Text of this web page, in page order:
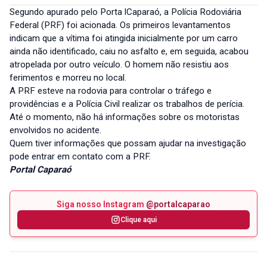
Segundo apurado pelo Porta lCaparaó, a Polícia Rodoviária
Federal (PRF) foi acionada. Os primeiros levantamentos
indicam que a vítima foi atingida inicialmente por um carro
ainda não identificado, caiu no asfalto e, em seguida, acabou
atropelada por outro veículo. O homem não resistiu aos
ferimentos e morreu no local.
A PRF esteve na rodovia para controlar o tráfego e
providências e a Polícia Civil realizar os trabalhos de perícia.
Até o momento, não há informações sobre os motoristas
envolvidos no acidente.
Quem tiver informações que possam ajudar na investigação
pode entrar em contato com a PRF.
Portal Caparaó
Siga nosso Instagram @portalcaparao
Clique aqui